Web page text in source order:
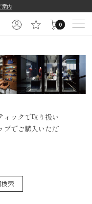
案内
0
ィックで取り扱い
プでご購入いただ